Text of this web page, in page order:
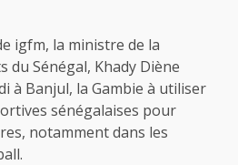
igfm, la ministre de la
du Sénégal, Khady Diène
à Banjul, la Gambie à utiliser
sénégalaises pour
notamment dans les